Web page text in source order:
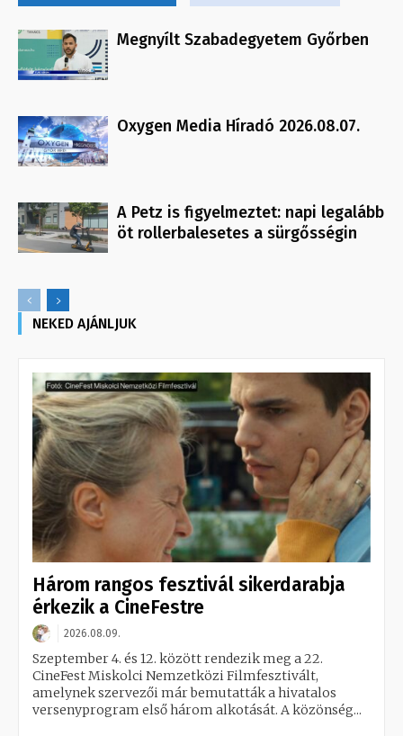
Megnyílt Szabadegyetem Győrben
Oxygen Media Híradó 2026.08.07.
A Petz is figyelmeztet: napi legalább
öt rollerbalesetes a sürgősségin
NEKED AJÁNLJUK
Három rangos fesztivál sikerdarabja
érkezik a CineFestre
2026.08.09.
Szeptember 4. és 12. között rendezik meg a 22.
CineFest Miskolci Nemzetközi Filmfesztivált,
amelynek szervezői már bemutatták a hivatalos
versenyprogram első három alkotását. A közönség...